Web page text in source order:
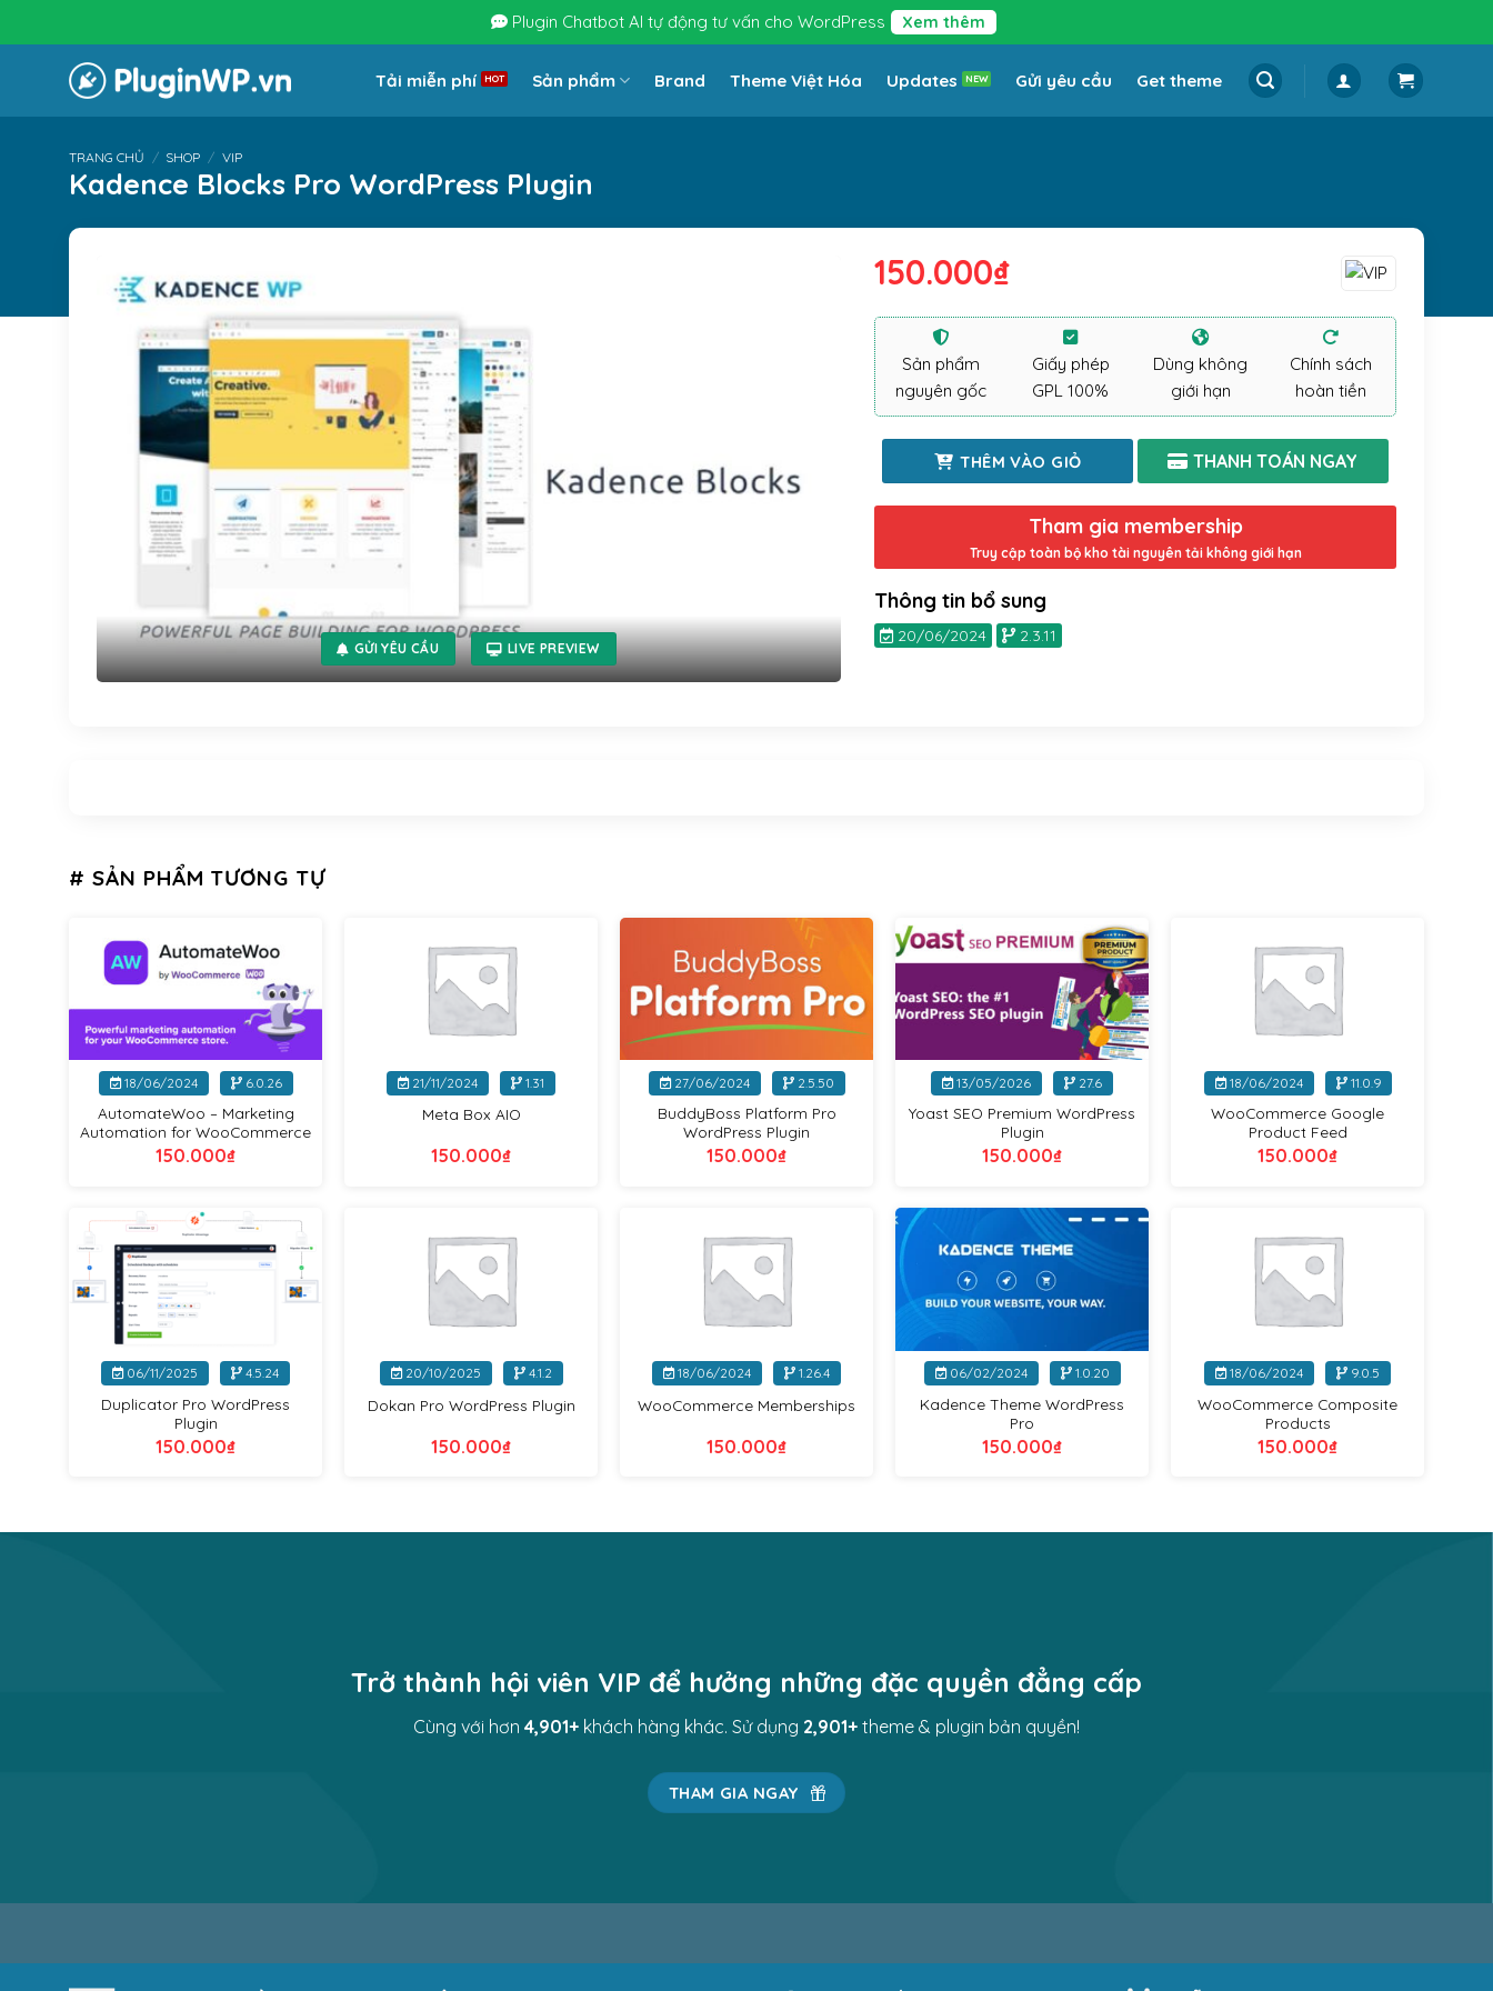
Plugin Chatbot AI tự động tư vấn cho WordPress Xem thêm
Tải miễn phí Sản phẩm Brand Theme Việt Hóa Updates Gửi yêu cầu Get theme
TRANG CHỦ / SHOP / VIP
Kadence Blocks Pro WordPress Plugin
GỬI YÊU CẦU LIVE PREVIEW
150.000₫
Sản phẩm
nguyên gốc
Giấy phép
GPL 100%
Dùng không
giới hạn
Chính sách
hoàn tiền
THÊM VÀO GIỎ
Tham gia membership
Truy cập toàn bộ kho tài nguyên tải không giới hạn
Thông tin bổ sung
20/06/2024 2.3.11
# SẢN PHẨM TƯƠNG TỰ
+
18/06/2024 6.0.26
AutomateWoo – Marketing
Automation for WooCommerce
150.000₫
21/11/2024 1.31
Meta Box AIO
150.000₫
+
27/06/2024 2.5.50
BuddyBoss Platform Pro
WordPress Plugin
150.000₫
VIP
13/05/2026 27.6
Yoast SEO Premium WordPress
Plugin
150.000₫
18/06/2024 11.0.9
WooCommerce Google
Product Feed
150.000₫
VIP
06/11/2025 4.5.24
Duplicator Pro WordPress
Plugin
150.000₫
20/10/2025 4.1.2
Dokan Pro WordPress Plugin
150.000₫
18/06/2024 1.26.4
WooCommerce Memberships
150.000₫
06/02/2024 1.0.20
Kadence Theme WordPress
Pro
150.000₫
18/06/2024 9.0.5
WooCommerce Composite
Products
150.000₫
Trở thành hội viên VIP để hưởng những đặc quyền đẳng cấp
Cùng với hơn 4,983+ khách hàng khác. Sử dụng 2,983+ theme & plugin bản quyền!
THAM GIA NGAY